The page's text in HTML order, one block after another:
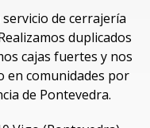
de cerrajería
duplicados
cajas fuertes y nos
en comunidades por
de Pontevedra.